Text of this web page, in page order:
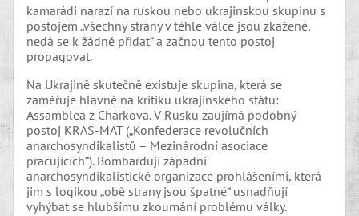
kamarádi narazí na ruskou nebo ukrajinskou skupinu s
postojem „všechny strany v téhle válce jsou zkažené,
nedá se k žádné přidat“ a začnou tento postoj
propagovat.
Na Ukrajině skutečně existuje skupina, která se
zaměřuje hlavně na kritiku ukrajinského státu:
Assamblea z Charkova. V Rusku zaujímá podobný
postoj KRAS-MAT („Konfederace revolučních
anarchosyndikalistů – Mezinárodní asociace
pracujících“). Bombardují západní
anarchosyndikalistické organizace prohlášeními, která
jim s logikou „obě strany jsou špatné“ usnadňují
vyhýbat se hlubšímu zkoumání problému války.